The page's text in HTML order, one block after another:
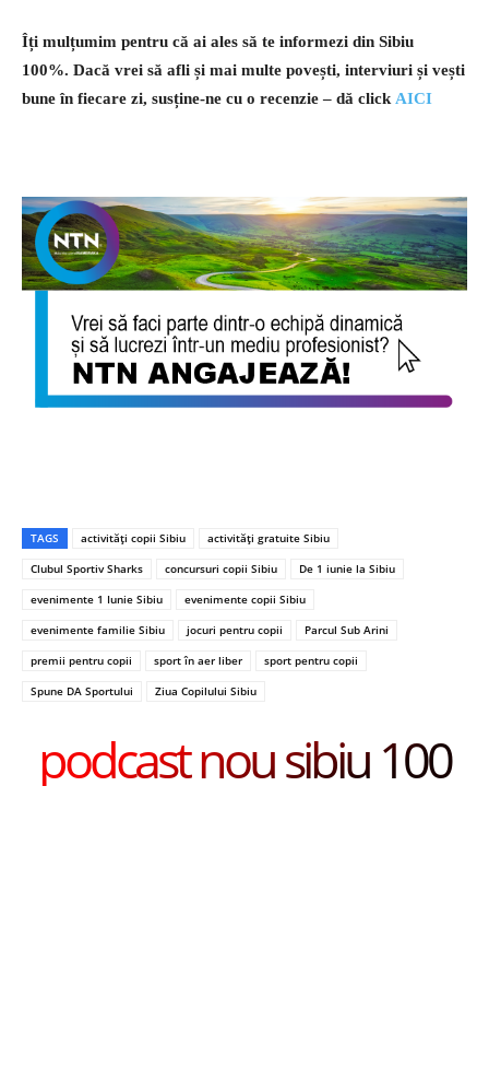
Îți mulțumim pentru că ai ales să te informezi din Sibiu
100%. Dacă vrei să afli și mai multe povești, interviuri și vești
bune în fiecare zi, susține-ne cu o recenzie – dă click AICI
TAGS activități copii Sibiu
activități gratuite Sibiu
Clubul Sportiv Sharks
concursuri copii Sibiu
De 1 iunie la Sibiu
evenimente 1 Iunie Sibiu
evenimente copii Sibiu
evenimente familie Sibiu
jocuri pentru copii
Parcul Sub Arini
premii pentru copii
sport în aer liber
sport pentru copii
Spune DA Sportului
Ziua Copilului Sibiu
podcast nou sibiu 100